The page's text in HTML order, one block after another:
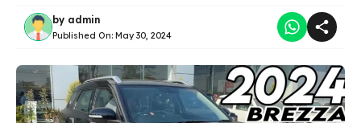
by admin
Published On: May 30, 2024